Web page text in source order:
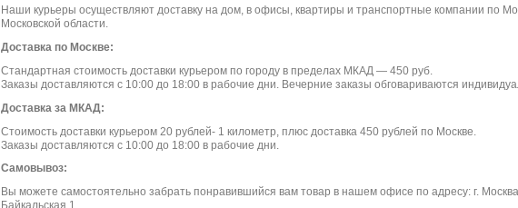
Наши курьеры осуществляют доставку на дом, в офисы, квартиры и транспортные компании по
Московской области.
Доставка по Москве:
Стандартная стоимость доставки курьером по городу в пределах МКАД — 450 руб.
Заказы доставляются с 10:00 до 18:00 в рабочие дни. Вечерние заказы обговариваются
Доставка за МКАД:
Стоимость доставки курьером 20 рублей- 1 километр, плюс доставка 450 рублей по Москве.
Заказы доставляются с 10:00 до 18:00 в рабочие дни.
Самовывоз:
Вы можете самостоятельно забрать понравившийся вам товар в нашем офисе по адресу: г.